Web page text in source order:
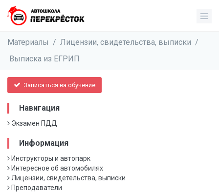
Материалы / Лицензии, свидетельства, выписки /
Выписка из ЕГРИП
Записаться на обучение
Навигация
Экзамен ПДД
Информация
Инструкторы и автопарк
Интересное об автомобилях
Лицензии, свидетельства, выписки
Преподаватели